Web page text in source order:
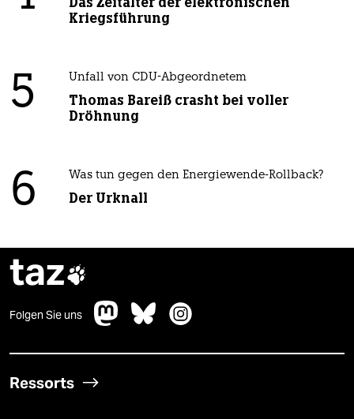
Kriegsführung
5 Unfall von CDU-Abgeordnetem
Thomas Bareiß crasht bei voller
Dröhnung
6 Was tun gegen den Energiewende-Rollback?
Der Urknall
taz
Folgen Sie uns
Ressorts